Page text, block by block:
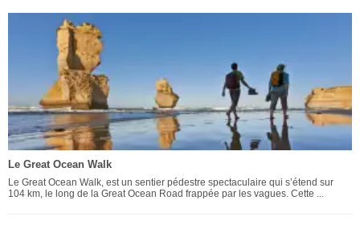
Le Great Ocean Walk
Le Great Ocean Walk, est un sentier pédestre spectaculaire qui s’étend sur
104 km, le long de la Great Ocean Road frappée par les vagues. Cette ...